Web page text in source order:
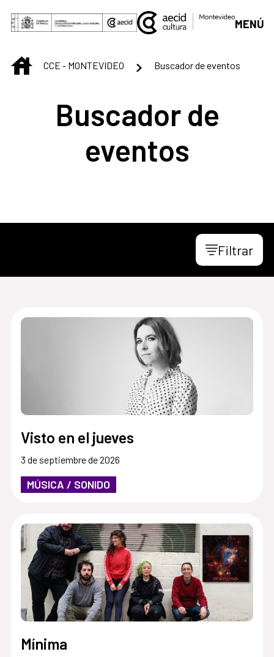
Saltar al contenido principal
MENÚ
INICIOCCE - MONTEVIDEO Buscador de eventos
Buscador de
eventos
Filtrar
Visto en el jueves
3 de septiembre de 2026
MÚSICA / SONIDO
Mínima